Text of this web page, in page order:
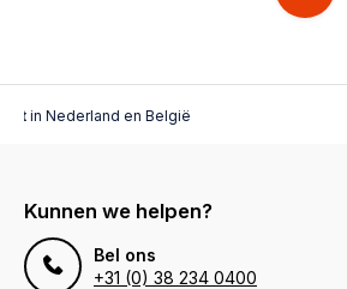
in Nederland en België
Kunnen we helpen?
Bel ons
+31 (0) 38 234 0400